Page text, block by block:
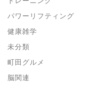
パワーリフティング
健康雑学
未分類
町田グルメ
脳関連